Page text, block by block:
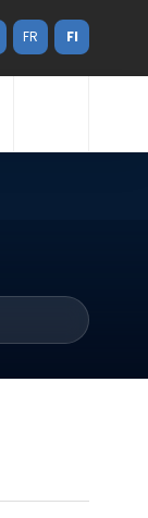
FR FI